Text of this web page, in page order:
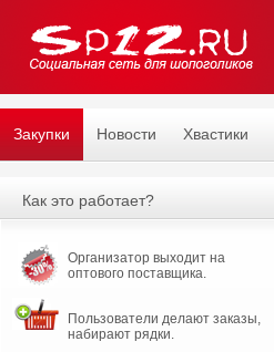
Закупки Новости Хвастики
Как это работает?
Организатор выходит на
оптового поставщика.
Пользователи делают заказы,
набирают рядки.